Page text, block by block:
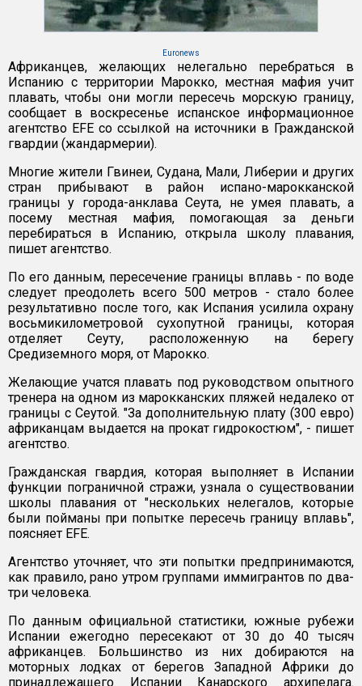
Euronews
Африканцев, желающих нелегально перебраться в
Испанию с территории Марокко, местная мафия учит
плавать, чтобы они могли пересечь морскую границу,
сообщает в воскресенье испанское информационное
агентство EFE со ссылкой на источники в Гражданской
гвардии (жандармерии).
Многие жители Гвинеи, Судана, Мали, Либерии и других
стран прибывают в район испано-марокканской
границы у города-анклава Сеута, не умея плавать, а
посему местная мафия, помогающая за деньги
перебираться в Испанию, открыла школу плавания,
пишет агентство.
По его данным, пересечение границы вплавь - по воде
следует преодолеть всего 500 метров - стало более
результативно после того, как Испания усилила охрану
восьмикилометровой сухопутной границы, которая
отделяет Сеуту, расположенную на берегу
Средиземного моря, от Марокко.
Желающие учатся плавать под руководством опытного
тренера на одном из марокканских пляжей недалеко от
границы с Сеутой. "За дополнительную плату (300 евро)
африканцам выдается на прокат гидрокостюм", - пишет
агентство.
Гражданская гвардия, которая выполняет в Испании
функции пограничной стражи, узнала о существовании
школы плавания от "нескольких нелегалов, которые
были пойманы при попытке пересечь границу вплавь",
поясняет EFE.
Агентство уточняет, что эти попытки предпринимаются,
как правило, рано утром группами иммигрантов по два-
три человека.
По данным официальной статистики, южные рубежи
Испании ежегодно пересекают от 30 до 40 тысяч
африканцев. Большинство из них добираются на
моторных лодках от берегов Западной Африки до
принадлежащего Испании Канарского архипелага.